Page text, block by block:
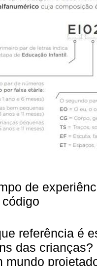
de
referência é
das
mundo